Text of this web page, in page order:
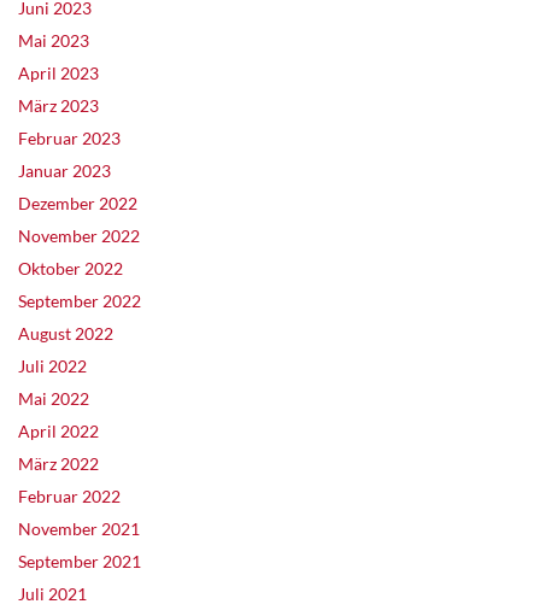
Juni 2023
Mai 2023
April 2023
März 2023
Februar 2023
Januar 2023
Dezember 2022
November 2022
Oktober 2022
September 2022
August 2022
Juli 2022
Mai 2022
April 2022
März 2022
Februar 2022
November 2021
September 2021
Juli 2021